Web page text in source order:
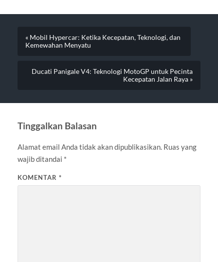
« Mobil Hypercar: Ketika Kecepatan, Teknologi, dan
Kemewahan Menyatu
Ducati Panigale V4: Teknologi MotoGP untuk Pecinta
Kecepatan Jalan Raya »
Tinggalkan Balasan
Alamat email Anda tidak akan dipublikasikan. Ruas yang
wajib ditandai *
KOMENTAR *